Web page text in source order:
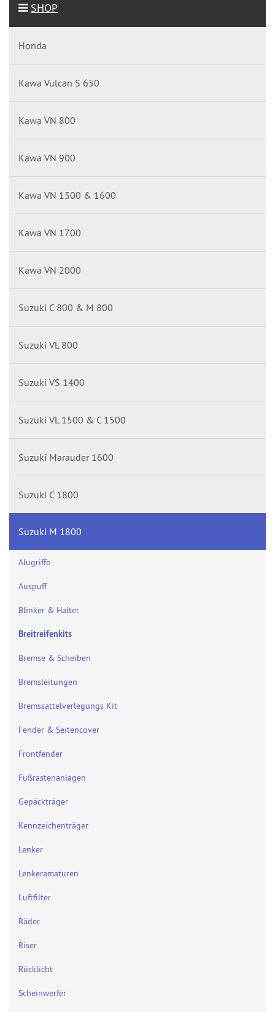
SHOP
Honda
Kawa Vulcan S 650
Kawa VN 800
Kawa VN 900
Kawa VN 1500 & 1600
Kawa VN 1700
Kawa VN 2000
Suzuki C 800 & M 800
Suzuki VL 800
Suzuki VS 1400
Suzuki VL 1500 & C 1500
Suzuki Marauder 1600
Suzuki C 1800
Suzuki M 1800
Alugriffe
Auspuff
Blinker & Halter
Breitreifenkits
Bremse & Scheiben
Bremsleitungen
Bremssattelverlegungs Kit
Fender & Seitencover
Frontfender
Fußrastenanlagen
Gepäckträger
Kennzeichenträger
Lenker
Lenkeramaturen
Luftfilter
Räder
Riser
Rücklicht
Scheinwerfer